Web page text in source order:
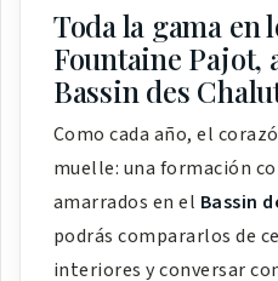
Toda la gama en
Fountaine Pajot,
Bassin des
Como cada año, el
muelle: una formación
amarrados en el Bassin
podrás compararlos de
interiores y conversar